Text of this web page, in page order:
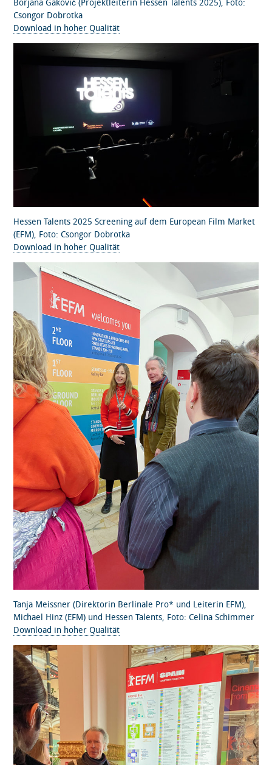
Borjana Gaković (Projektleiterin Hessen Talents 2025), Foto:
Csongor Dobrotka
Download in hoher Qualität
Hessen Talents 2025 Screening auf dem European Film Market
(EFM), Foto: Csongor Dobrotka
Download in hoher Qualität
Tanja Meissner (Direktorin Berlinale Pro* und Leiterin EFM),
Michael Hinz (EFM) und Hessen Talents, Foto: Celina Schimmer
Download in hoher Qualität